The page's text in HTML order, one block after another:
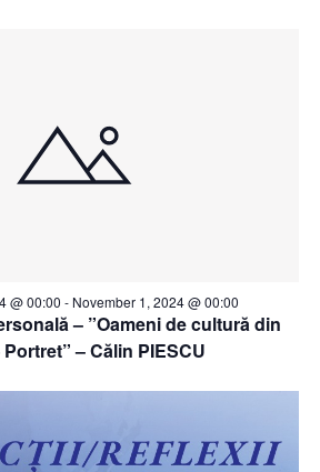
– ”Oameni de cultură din
– Călin PIESCU
@ 00:00 - November 1, 2024 @ 00:00